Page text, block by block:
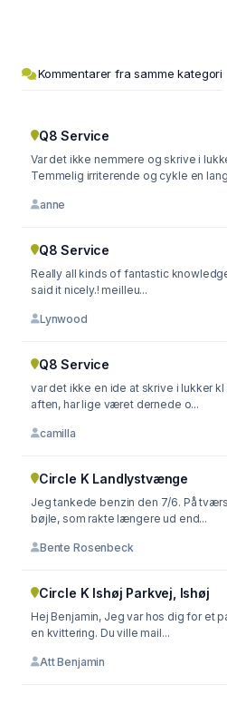
Kommentarer fra samme kategori
Q8 Service
Var det ikke nemmere og skrive i
Temmelig irriterende og cykle en
anne
Q8 Service
Really all kinds of fantastic
said it nicely.! meilleu...
Lynwood
Q8 Service
var det ikke en ide at skrive i lukker
aften, har lige været dernede o...
camilla
Circle K Landlystvænge
Jeg tankede benzin den 7/6. På
bøjle, som rakte længere ud end...
Bente Rosenbeck
Circle K Ishøj Parkvej, Ishøj
Hej Benjamin, Jeg var hos dig for et par uger siden og kigge efter
en kvittering. Du ville mail...
Att Benjamin